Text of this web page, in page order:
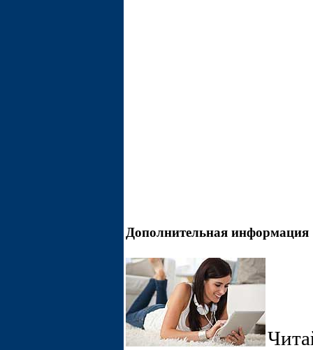
Дополнительная информация